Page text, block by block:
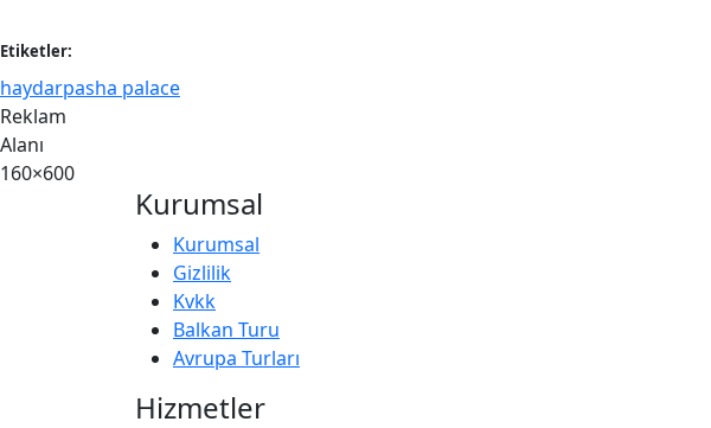
Etiketler:
haydarpasha palace
Reklam
Alanı
160×600
Kurumsal
Kurumsal
Gizlilik
Kvkk
Balkan Turu
Avrupa Turları
Hizmetler